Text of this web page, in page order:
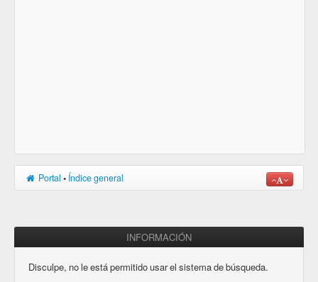
Portal • Índice general
INFORMACIÓN
Disculpe, no le está permitido usar el sistema de búsqueda.